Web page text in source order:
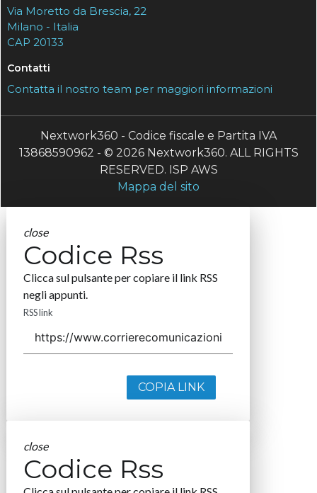
Via Moretto da Brescia, 22
Milano - Italia
CAP 20133
Contatti
Contatta il nostro team per maggiori informazioni
Nextwork360 - Codice fiscale e Partita IVA
13868590962 - © 2026 Nextwork360. ALL RIGHTS
RESERVED. ISP AWS
Mappa del sito
close
Codice Rss
Clicca sul pulsante per copiare il link RSS
negli appunti.
RSS link
COPIA LINK
close
Codice Rss